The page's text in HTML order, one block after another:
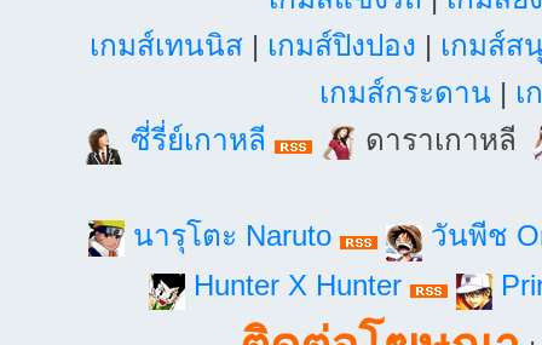
เกมส์เทนนิส| เกมส์ปิงปอง | เกมส์ส
เกมส์กระดาน | เ
ซี่รี่ย์เกาหลี
ดาราเกาหลี
นารุโตะ Naruto
วันพีช
Hunter X Hunter